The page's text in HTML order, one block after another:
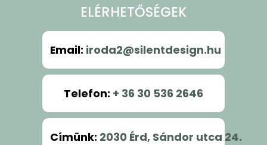
ELÉRHETŐSÉGEK
Email: iroda2@silentdesign.hu
Telefon: + 36 30 536 2646
Címünk: 2030 Érd, Sándor utca 24.